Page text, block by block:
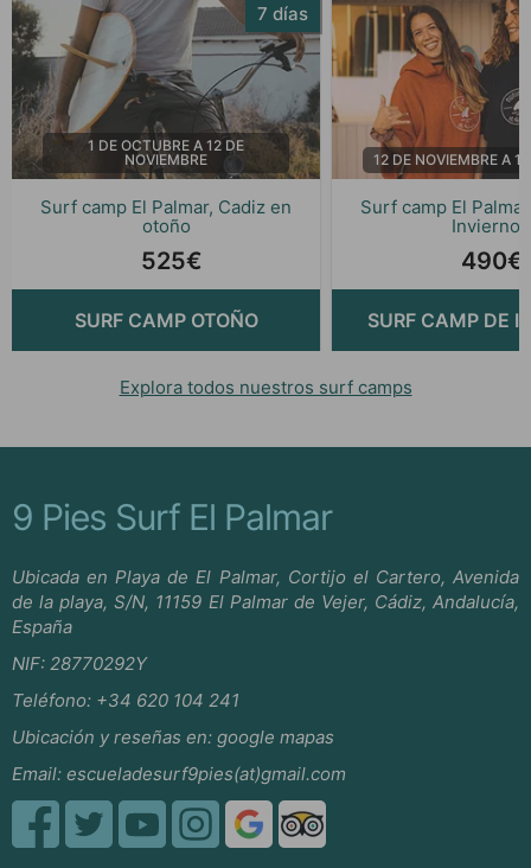
Surf camp El Palmar, Cadiz en
otoño
7 días
1 DE OCTUBRE A 12 DE
NOVIEMBRE
525€
SURF CAMP OTOÑO
Surf camp El
Invierno
12 DE NOVIEMBRE A 1
490€
SURF CAMP DE
Explora todos nuestros surf camps
9 Pies Surf El Palmar
Ubicada en Playa de El Palmar, Cortijo el Cartero, Avenida
de la playa, S/N, 11159 El Palmar de Vejer, Cádiz, Andalucía,
España
NIF: 28770292Y
Teléfono: +34 620 104 241
Ubicación y reseñas en: google mapas
Email: escueladesurf9pies(at)gmail.com